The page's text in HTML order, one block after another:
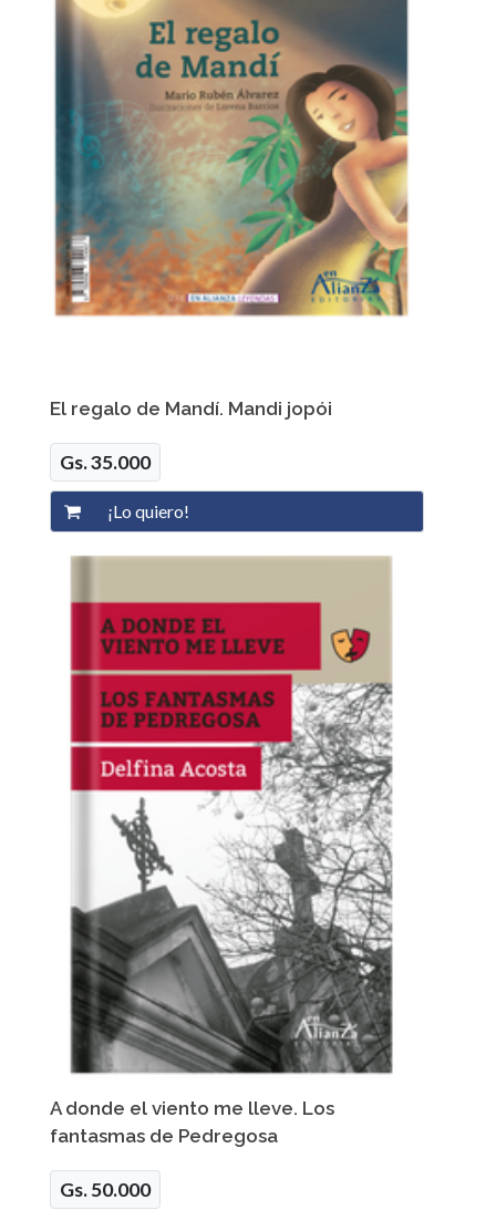
El regalo de Mandí. Mandi jopói
Gs. 35.000
A donde el viento me lleve. Los
fantasmas de Pedregosa
Gs. 50.000